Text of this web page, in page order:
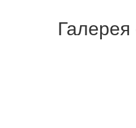
Галерея